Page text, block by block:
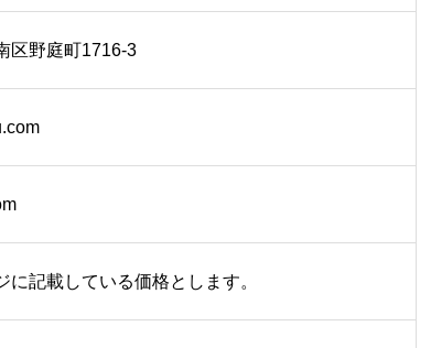
区野庭町1716-3
に記載している価格とします。